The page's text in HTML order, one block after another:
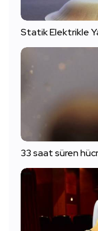
Statik Elektrikle
33 saat süren